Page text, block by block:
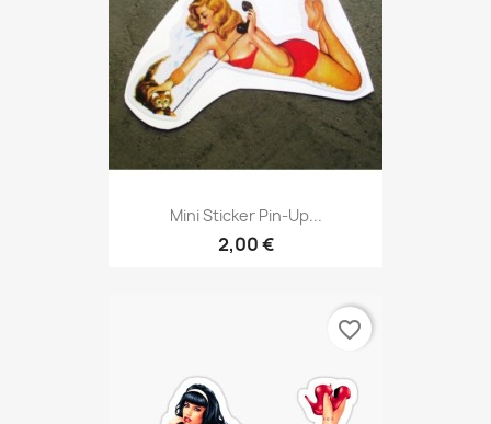
Mini Sticker Pin-Up...
2,00 €
favorite_border